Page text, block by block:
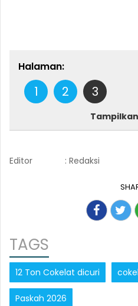
Halaman:
1 2 3
Editor : Redaksi
TAGS
12 Ton Cokelat dicuri
Paskah 2026